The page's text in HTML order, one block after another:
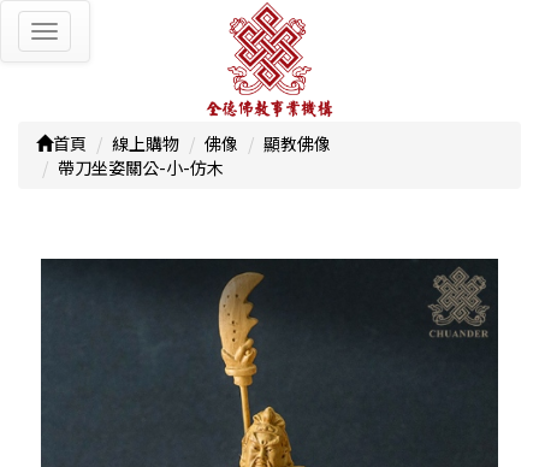
Toggle
navigation
首頁 線上購物 佛像
顯教佛像
帶刀坐姿關公-小-仿木